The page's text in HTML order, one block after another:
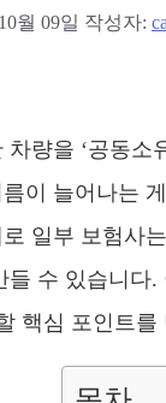
월 09일 작성자:
량을 ‘공동소
이 늘어나는
일부 보험사
들 수 있습니다
핵심 포인트